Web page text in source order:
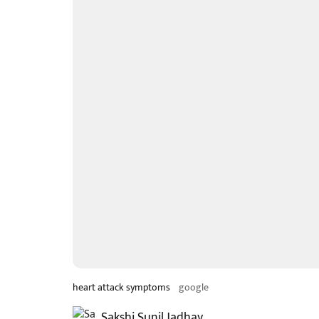
heart attack symptoms google